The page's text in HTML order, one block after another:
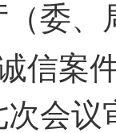
委、
案件
会议